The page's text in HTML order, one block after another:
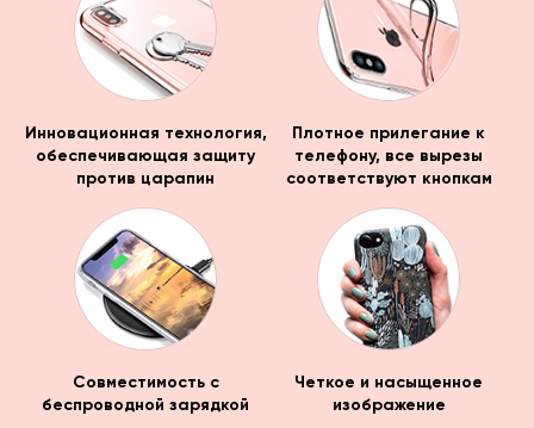
Инновационная технология,
обеспечивающая защиту
против царапин
Плотное прилегание к
телефону, все вырезы
соответствуют кнопкам
Совместимость с
беспроводной зарядкой
Четкое и насыщенное
изображение